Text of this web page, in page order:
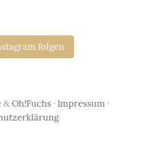
folgen
&Oh!Fuchs· Impressum ·